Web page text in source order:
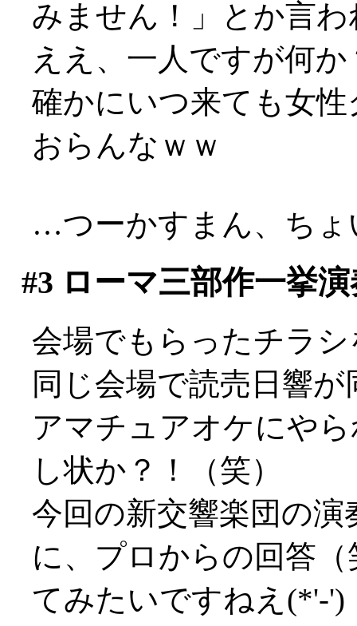
みません！」とか言
ええ、一人ですが何か
確かにいつ来ても女
おらんなｗｗ
…つーかすまん、ちょ
#3 ローマ三部作一挙
会場でもらったチラ
同じ会場で読売日響
アマチュアオケにや
し状か？！（笑）
今回の新交響楽団の
に、プロからの回答
てみたいですねえ(*'-')